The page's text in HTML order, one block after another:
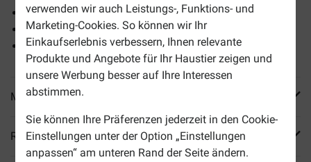
verwenden wir auch Leistungs-, Funktions- und
Marketing-Cookies. So können wir Ihr
Einkaufserlebnis verbessern, Ihnen relevante
Produkte und Angebote für Ihr Haustier zeigen und
unsere Werbung besser auf Ihre Interessen
abstimmen.
Sie können Ihre Präferenzen jederzeit in den Cookie-
Einstellungen unter der Option „Einstellungen
anpassen“ am unteren Rand der Seite ändern.
Mit nur einer einzigen tierischen Eiweißquelle: Ente
Weizen(gluten)frei, hypoallergen
Tolles Preis-Leistungs-Verhältnis
Mehr Produktinfos
Reviews